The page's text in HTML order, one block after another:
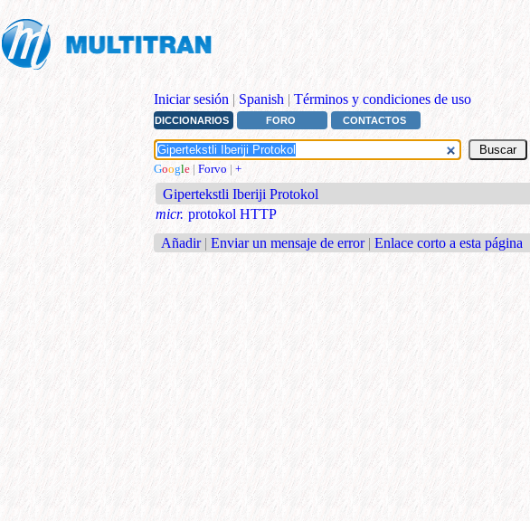
Iniciar sesión | Spanish | Términos y condiciones de uso
DICCIONARIOS FORO CONTACTOS
Google | Forvo | +
Gipertekstli Iberiji Protokol
micr. protokol HTTP
Añadir | Enviar un mensaje de error | Enlace corto a esta página